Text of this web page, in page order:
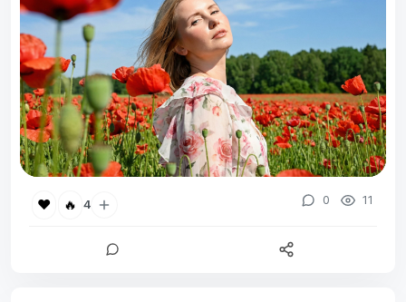
❤️ 🔥 4 0 11